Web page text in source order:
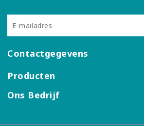
Contactgegevens
Producten
Ons Bedrijf